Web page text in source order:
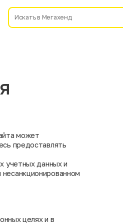
может
предоставлять
учетных данных и
целях и в